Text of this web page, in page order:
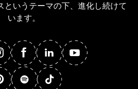
というテーマの下、進化し続けて
います。